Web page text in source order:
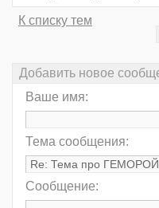
К списку тем
Добавить новое
Ваше имя:
Тема сообщения:
Сообщение: